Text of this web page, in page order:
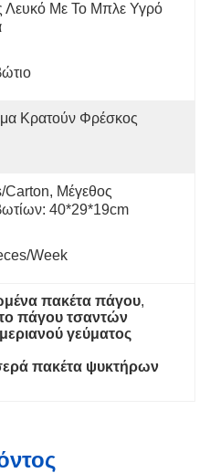
Λευκό Με Το Μπλε Υγρό
Κρατούν Φρέσκος
carton, Μέγεθος
40*29*19cm
week
πακέτα πάγου,
πάγου τσαντών
γεύματος
πακέτα ψυκτήρων